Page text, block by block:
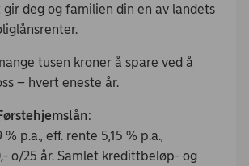
deg og familien din en av landets
tusen kroner å spare ved å
– hvert eneste år.
:
p.a., eff. rente 5,15 % p.a.,
o/25 år. Samlet kredittbeløp- og